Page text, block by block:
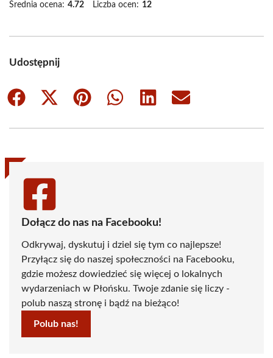
Średnia ocena: 4.72 Liczba ocen: 12
Udostępnij
Share
Share
(Twitter)
Share
Share
Share
Share
Dołącz do nas na Facebooku!
Odkrywaj, dyskutuj i dziel się tym co najlepsze!
Przyłącz się do naszej społeczności na Facebooku,
gdzie możesz dowiedzieć się więcej o lokalnych
wydarzeniach w Płońsku. Twoje zdanie się liczy -
polub naszą stronę i bądź na bieżąco!
Polub nas!